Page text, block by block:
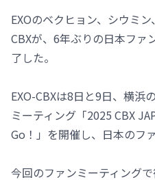
EXOのベクヒョン、シウミ
CBXが、6年ぶりの日本ファ
了した。
EXO-CBXは8日と9日、横浜
ミーティング「2025 CBX
Go！」を開催し、日本のフ
今回のファンミーティング